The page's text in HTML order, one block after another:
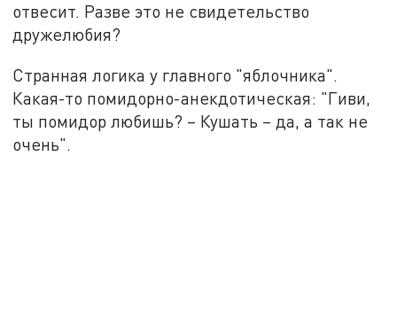
отвесит. Разве это не свидетельство
дружелюбия?
Странная логика у главного "яблочника".
Какая-то помидорно-анекдотическая: "Гиви,
ты помидор любишь? – Кушать – да, а так не
очень".